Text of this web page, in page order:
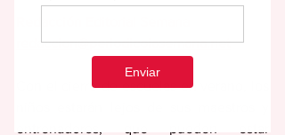
redaccion@periodicolasemana.net
Con el cierre de escuelas en verano, los